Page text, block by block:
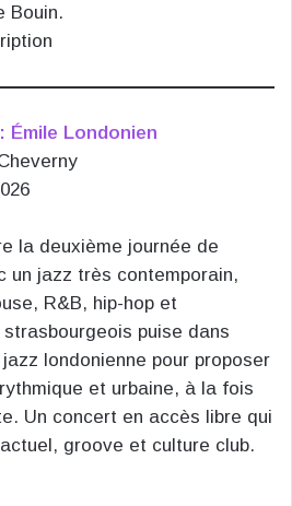
Bouin.
Émile Londonien
la deuxième journée de
un jazz très contemporain,
R&B, hip-hop et
puise dans
londonienne pour proposer
et urbaine, à la fois
Un concert en accès libre qui
groove et culture club.